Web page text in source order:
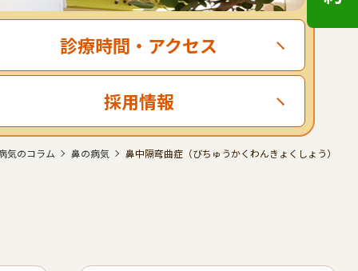
診療時間 ・ アクセス
採用情報
気のコラム 鼻の病気 鼻中隔弯曲症（びちゅうかくわんきょくしょう）